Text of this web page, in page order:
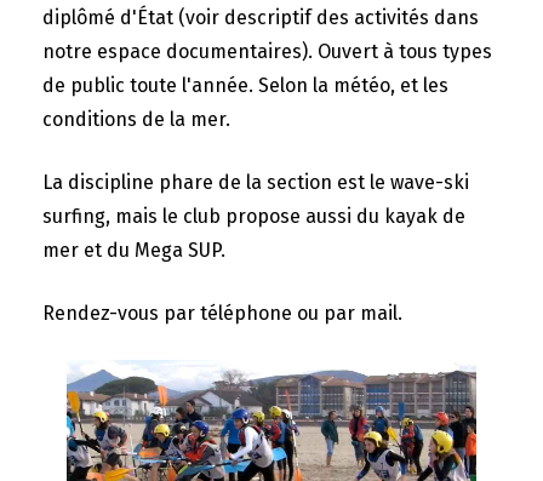
diplômé d'État (voir descriptif des activités dans
notre espace documentaires). Ouvert à tous types
de public toute l'année. Selon la météo, et les
conditions de la mer.
La discipline phare de la section est le wave-ski
surfing, mais le club propose aussi du kayak de
mer et du Mega SUP.
Rendez-vous par téléphone ou par mail.